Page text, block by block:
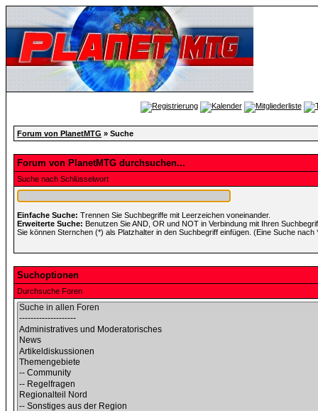
Forum von PlanetMTG » Suche
Forum von PlanetMTG durchsuchen...
Suche nach Schlüsselwort
Einfache Suche: Trennen Sie Suchbegriffe mit Leerzeichen voneinander.
Erweiterte Suche: Benutzen Sie AND, OR und NOT in Verbindung mit Ihren
Sie können Sternchen (*) als Platzhalter in den Suchbegriff einfügen. (Eine Suche
Suchoptionen
Durchsuche Foren